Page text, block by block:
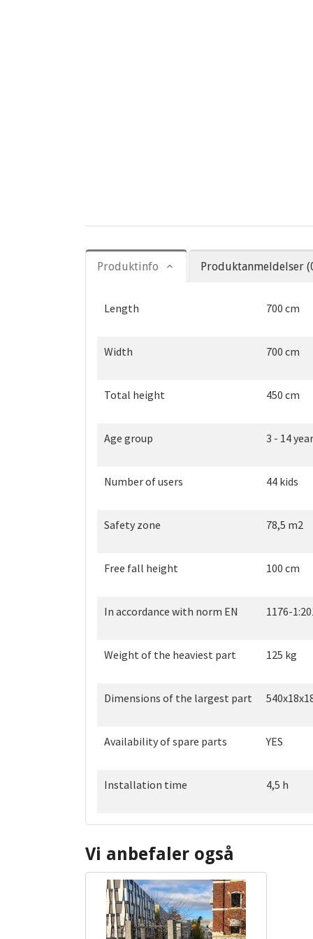
Produktinfo Produktanmeldelser
Length 700 cm
Width 700 cm
Total height 450 cm
Age group 3 - 14
Number of users 44 kids
Safety zone 78,5 m2
Free fall height 100 cm
In accordance with norm EN 1176-
Weight of the heaviest part 125 kg
Dimensions of the largest part
Availability of spare parts YES
Installation time 4,5 h
Vi anbefaler også